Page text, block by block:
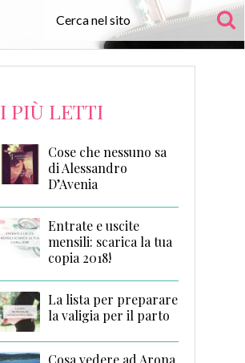
I PIÙ LETTI
Cose che nessuno sa
di Alessandro
D’Avenia
Entrate e uscite
mensili: scarica la tua
copia 2018!
La lista per preparare
la valigia per il parto
Cosa vedere ad Arona